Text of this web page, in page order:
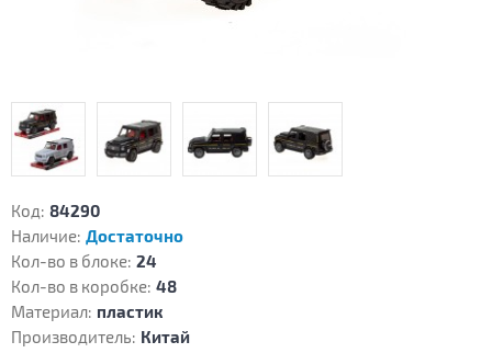
Код: 84290
Наличие: Достаточно
Кол-во в блоке: 24
Кол-во в коробке: 48
Материал: пластик
Производитель: Китай